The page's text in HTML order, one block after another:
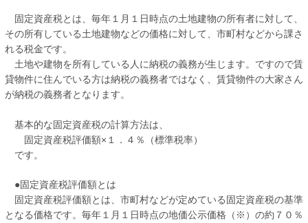
固定資産税とは、毎年１月１日時点の土地建物の所有者に対して、
その所有している土地建物などの価格に対して、市町村などから課さ
れる税金です。
土地や建物を所有している人に納税の義務が生じます。ですので賃
貸物件に住んでいる方は納税の義務者ではなく、賃貸物件の大家さん
が納税の義務者となります。
基本的な固定資産税の計算方法は、
固定資産税評価額×１．４％（標準税率）
です。
●固定資産税評価額とは
固定資産税評価額とは、市町村などが定めている固定資産税の基準
となる価格です。毎年１月１日時点の地価公示価格（※）の約７０％